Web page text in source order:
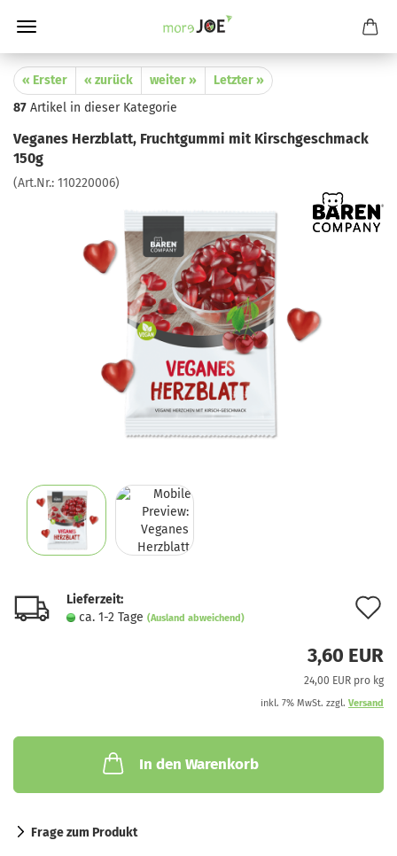
« Erster « zurück weiter »
Letzter »
87 Artikel in dieser Kategorie
Veganes Herzblatt, Fruchtgummi mit Kirschgeschmack
150g
(Art.Nr.: 110220006)
Lieferzeit:
ca. 1-2 Tage (Ausland abweichend)
3,60 EUR
24,00 EUR pro kg
inkl. 7% MwSt. zzgl. Versand
In den Warenkorb
Frage zum Produkt